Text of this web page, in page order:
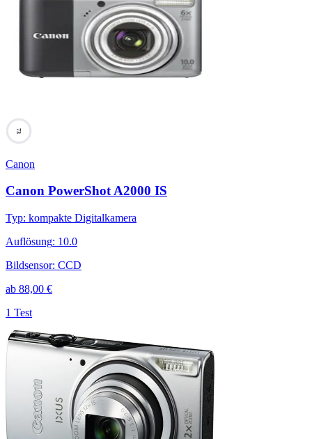
73
Canon
Canon PowerShot A2000 IS
Typ: kompakte Digitalkamera
Auflösung: 10.0
Bildsensor: CCD
ab 88,00 €
1 Test